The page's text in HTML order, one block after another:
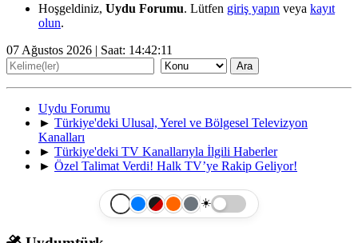
Hoşgeldiniz, Uydu Forumu. Lütfen giriş yapın veya kayıt
olun.
07 Ağustos 2026 | Saat: 14:42:12
Uydu Forumu
► Türkiye'deki Ulusal, Yerel ve Bölgesel Televizyon
Kanalları
► Türkiye'deki TV Kanallarıyla İlgili Haberler
► Özel Talimat Verdi! Halk TV’ye Rakip Geliyor!
☀️